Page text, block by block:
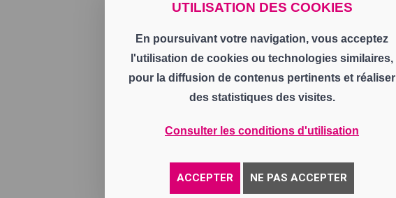
UTILISATION DES COOKIES
En poursuivant votre navigation, vous acceptez
l'utilisation de cookies ou technologies similaires,
pour la diffusion de contenus pertinents et réaliser
des statistiques des visites.
Consulter les conditions d'utilisation
ACCEPTER NE PAS ACCEPTER